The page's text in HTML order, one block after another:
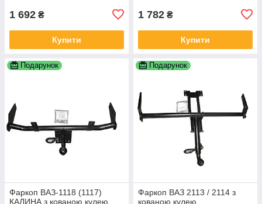
1 692 ₴
Купити
1 782 ₴
Купити
Подарунок
Фаркоп ВАЗ-1118 (1117)
КАЛИНА з кованою кулею
Подарунок
Фаркоп ВАЗ 2113 / 2114 з
кованою кулею